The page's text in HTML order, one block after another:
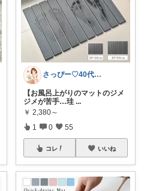
さっぴー♡40代主婦・楽天おすすめ品紹介
【お風呂上がりのマットのジメ
ジメが苦手…珪 ...
￥ 2,380～
1 0 55
コレ いいね